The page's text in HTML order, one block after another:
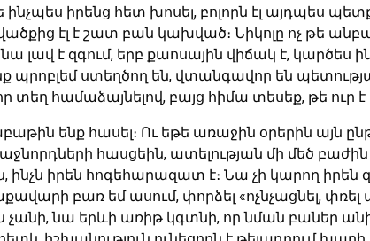
իրենց հետ խոսել, բոլորն էլ այդպես
էլ է շատ բան կախված։ Նիկոլը ոչ թե
լավ է զգում, երբ քաոսային վիճակ է, կարծես
պրոբլեմ ստեղծող են, վտանգավոր են
տեղ համաձայնելով, բայց հիմա տեսեք, թե ուր
ենք հասել։ Ու եթե առաջին օրերին այն
հասցեին, ատելության մի մեծ
ինչն իրեն հոգեհարազատ է։ Նա չի կարող
բառ եմ ասում, փորձել «ոչնչացնել,
չանի, նա երևի առիթ կգտնի, որ նման բաներ